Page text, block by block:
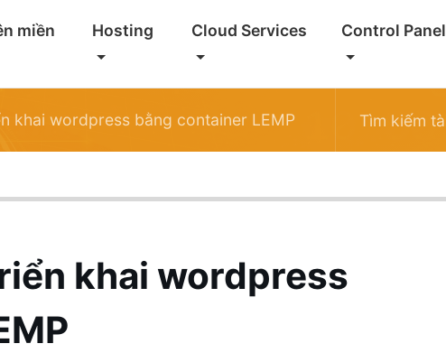
miền Hosting Cloud Services Control Panel
khai wordpress bằng container LEMP
khai wordpress